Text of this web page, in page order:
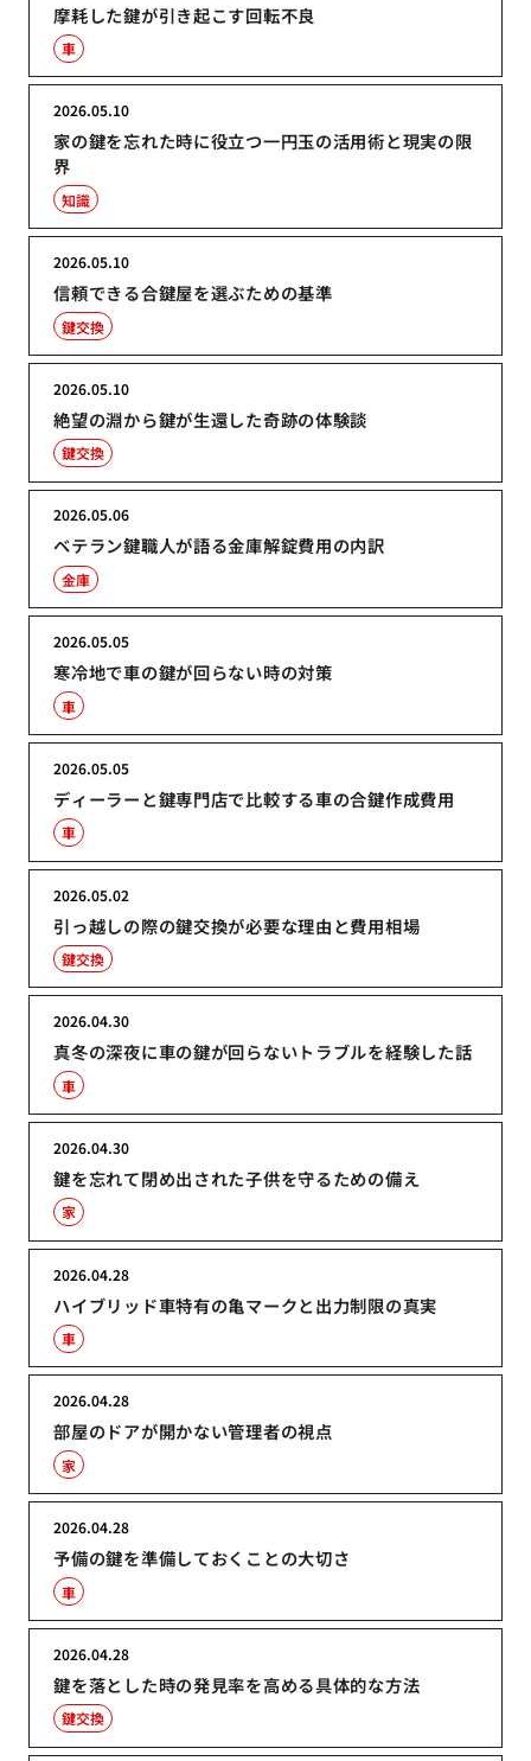
摩耗した鍵が引き起こす回転不良
車
家の鍵を忘れた時に役立つ一円玉の活用術と現実の限
界
2026.05.10
知識
信頼できる合鍵屋を選ぶための基準
2026.05.10
鍵交換
絶望の淵から鍵が生還した奇跡の体験談
2026.05.10
鍵交換
ベテラン鍵職人が語る金庫解錠費用の内訳
2026.05.06
金庫
寒冷地で車の鍵が回らない時の対策
2026.05.05
車
ディーラーと鍵専門店で比較する車の合鍵作成費用
2026.05.05
車
引っ越しの際の鍵交換が必要な理由と費用相場
2026.05.02
鍵交換
真冬の深夜に車の鍵が回らないトラブルを経験した話
2026.04.30
車
鍵を忘れて閉め出された子供を守るための備え
2026.04.30
家
ハイブリッド車特有の亀マークと出力制限の真実
2026.04.28
車
部屋のドアが開かない管理者の視点
2026.04.28
家
予備の鍵を準備しておくことの大切さ
2026.04.28
車
鍵を落とした時の発見率を高める具体的な方法
2026.04.28
鍵交換